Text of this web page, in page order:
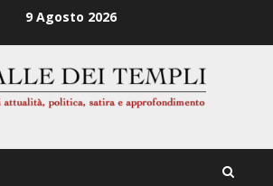
9 Agosto 2026